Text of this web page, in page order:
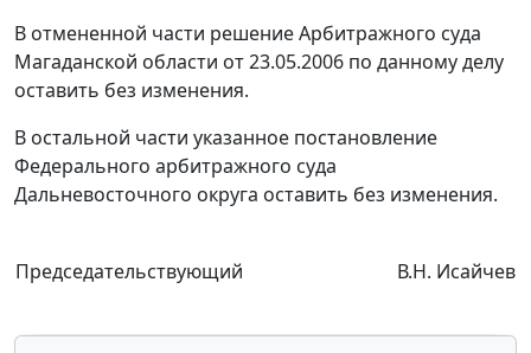
В отмененной части решение Арбитражного суда
Магаданской области от 23.05.2006 по данному делу
оставить без изменения.
В остальной части указанное постановление
Федерального арбитражного суда
Дальневосточного округа оставить без изменения.
Председательствующий В.Н. Исайчев